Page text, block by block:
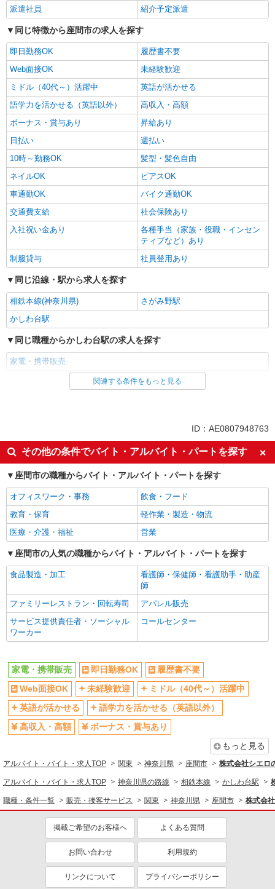
派遣社員 紹介予定派遣
同じ特徴から座間市の求人を探す
即日勤務OK
履歴書不要
Web面接OK
未経験歓迎
ミドル（40代～）活躍中
英語が活かせる
語学力を活かせる（英語以外）
高収入・高額
ボーナス・賞与あり
昇給あり
日払い
週払い
10時～勤務OK
髪型・髪色自由
ネイルOK
ピアスOK
車通勤OK
バイク通勤OK
交通費支給
社会保険あり
入社祝い金あり
各種手当（家族・役職・インセン
ティブなど）あり
制服貸与
社員登用あり
同じ沿線・駅から求人を探す
相鉄本線(神奈川県)
さがみ野駅
かしわ台駅
同じ職種からかしわ台駅の求人を探す
家電・携帯販売
同じ雇用形態からかしわ台駅の求人を探す
即日勤務OK
履歴書不要
Web面接OK
未経験歓迎
ミドル（40代～）活躍中
英語が活かせる
語学力を活かせる（英語以外）
高収入・高額
ボーナス・賞与あり
昇給あり
日払い
週払い
10時～勤務OK
髪型・髪色自由
ネイルOK
ピアスOK
バイク通勤OK
交通費支給
社会保険あり
入社祝い金あり
各種手当（家族・役職・インセン
同じ職種から求人を探す
販売・接客サービス
家電・携帯販売
同じ特徴から求人を探す
ミドル（40代～）活躍中
交通費支給
社会保険あり
社員登用あり
関連する条件をもっと見る
ID：AE0807948763
その他の条件でバイト・アルバイト・パートを探す
座間市の職種からバイト・アルバイト・パートを探す
オフィスワーク・事務
飲食・フード
教育・保育
軽作業・製造・物流
医療・介護・福祉
営業
座間市の人気の職種からバイト・アルバイト・パートを探す
食品製造・加工
看護師・保健師・看護助手・助産
師
ファミリーレストラン・回転寿司
アパレル販売
サービス提供責任者・ソーシャル
ワーカー
コールセンター
家電・携帯販売 即日勤務OK
履歴書不要
Web面接OK
未経験歓迎
ミドル（40代～）活躍中
英語が活かせる
語学力を活かせる（英語以外）
高収入・高額
ボーナス・賞与あり
もっと見る
アルバイト・バイト・求人TOP 関東 神奈川県 座間市 株式会社シエロ
アルバイト・バイト・求人TOP 神奈川県の路線 相鉄本線 かしわ台駅
職種・条件一覧 販売・接客サービス 関東 神奈川県 座間市 株式会
掲載ご希望のお客様へ よくある質問
お問い合わせ 利用規約
リンクについて プライバシーポリシー